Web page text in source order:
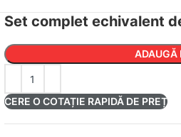
Set complet echivalent
ADAUGĂ
CERE O COTAȚIE RAPIDĂ DE PREȚ